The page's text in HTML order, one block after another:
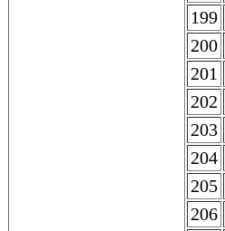
199
200
201
202
203
204
205
206